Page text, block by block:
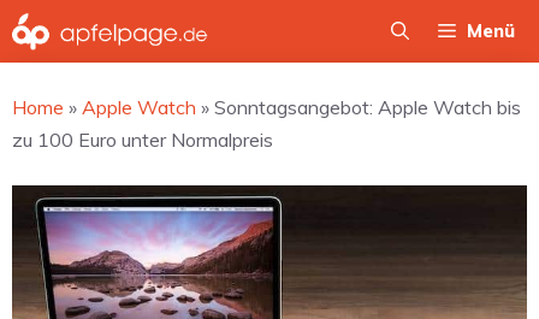
Zum
Inhalt
Menü
Home » Apple Watch » Sonntagsangebot: Apple Watch bis
zu 100 Euro unter Normalpreis